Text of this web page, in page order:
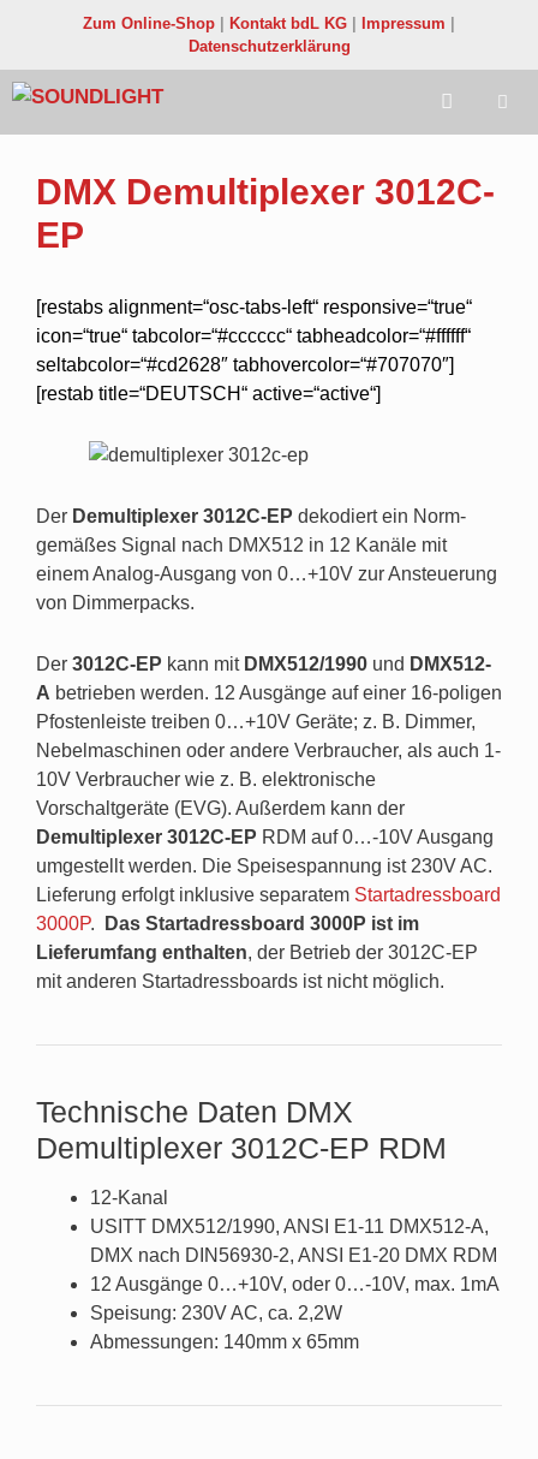
Zum Online-Shop Kontakt bdL KG Impressum
Datenschutzerklärung
DMX Demultiplexer 3012C-
EP
[restabs alignment=“osc-tabs-left“ responsive=“true“
icon=“true“ tabcolor=“#cccccc“ tabheadcolor=“#ffffff“
seltabcolor=“#cd2628″ tabhovercolor=“#707070″]
[restab title=“DEUTSCH“ active=“active“]
Der Demultiplexer 3012C-EP dekodiert ein Norm-
gemäßes Signal nach DMX512 in 12 Kanäle mit
einem Analog-Ausgang von 0…+10V zur Ansteuerung
von Dimmerpacks.
Der 3012C-EP kann mit DMX512/1990 und DMX512-
A betrieben werden. 12 Ausgänge auf einer 16-poligen
Pfostenleiste treiben 0…+10V Geräte; z. B. Dimmer,
Nebelmaschinen oder andere Verbraucher, als auch 1-
10V Verbraucher wie z. B. elektronische
Vorschaltgeräte (EVG). Außerdem kann der
Demultiplexer 3012C-EP RDM auf 0…-10V Ausgang
umgestellt werden. Die Speisespannung ist 230V AC.
Lieferung erfolgt inklusive separatem Startadressboard
3000P.
Das Startadressboard 3000P ist im
Lieferumfang enthalten, der Betrieb der 3012C-EP
mit anderen Startadressboards ist nicht möglich.
Technische Daten DMX
Demultiplexer 3012C-EP RDM
12-Kanal
USITT DMX512/1990, ANSI E1-11 DMX512-A,
DMX nach DIN56930-2, ANSI E1-20 DMX RDM
12 Ausgänge 0…+10V, oder 0…-10V, max. 1mA
Speisung: 230V AC, ca. 2,2W
Abmessungen: 140mm x 65mm